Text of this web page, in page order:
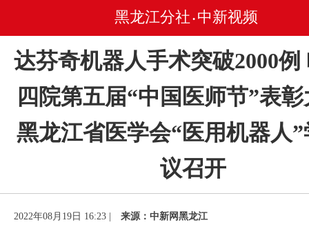
黑龙江分社 • 中新视频
达芬奇机器人手术突破2000例
四院第五届“中国医师节”表
黑龙江省医学会“医用机器人
议召开
2022年08月19日 16:23 | 来源：中新网黑龙江